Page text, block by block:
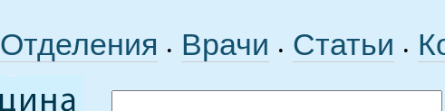
Отделения • Врачи • Статьи •